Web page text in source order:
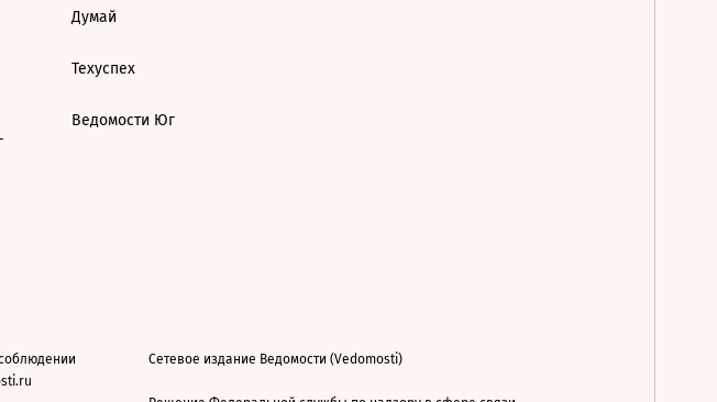
Думай
Техуспех
Ведомости Юг
Сетевое издание Ведомости (Vedomosti)